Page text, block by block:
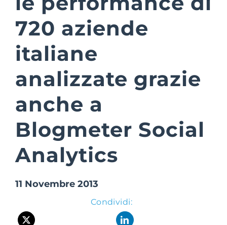
Suite Login
720 aziende
italiane
analizzate grazie
anche a
Blogmeter Social
Analytics
11 Novembre 2013
Condividi: